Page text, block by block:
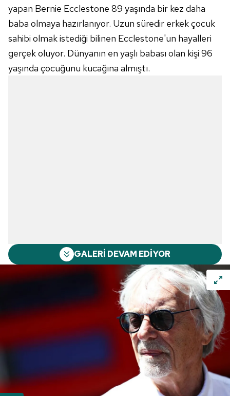
yapan Bernie Ecclestone 89 yaşında bir kez daha
baba olmaya hazırlanıyor. Uzun süredir erkek çocuk
sahibi olmak istediği bilinen Ecclestone'un hayalleri
gerçek oluyor. Dünyanın en yaşlı babası olan kişi 96
yaşında çocuğunu kucağına almıştı.
GALERİ DEVAM EDİYOR